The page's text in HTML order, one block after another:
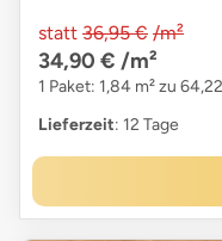
statt 36,95 € /m²
34,90 € /m²
1 Paket: 1,84 m² zu
Lieferzeit: 12 Tage